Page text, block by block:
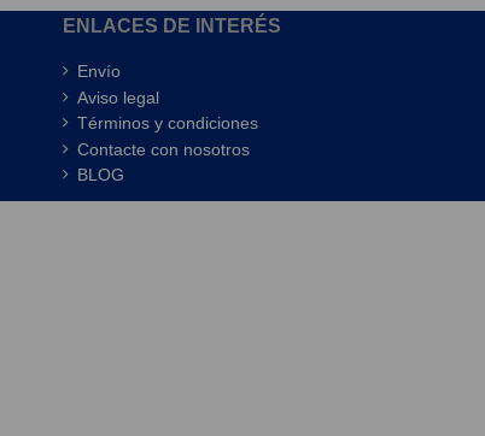
ENLACES DE INTERÉS
Envío
Aviso legal
Términos y condiciones
Contacte con nosotros
BLOG